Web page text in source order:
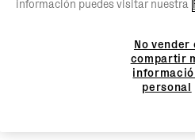
información puedes visitar nuestra
No vender
compartir
personal